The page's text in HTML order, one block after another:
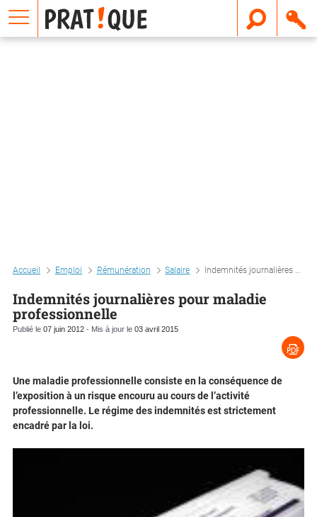
Accueil Emploi Rémunération Salaire Indemnités journalières pour maladie professionnelle
Indemnités journalières pour maladie
professionnelle
Publié le 07 juin 2012 - Mis à jour le 03 avril 2015
Une maladie professionnelle consiste en la conséquence de
l’exposition à un risque encouru au cours de l’activité
professionnelle. Le régime des indemnités est strictement
encadré par la loi.
E
m
a